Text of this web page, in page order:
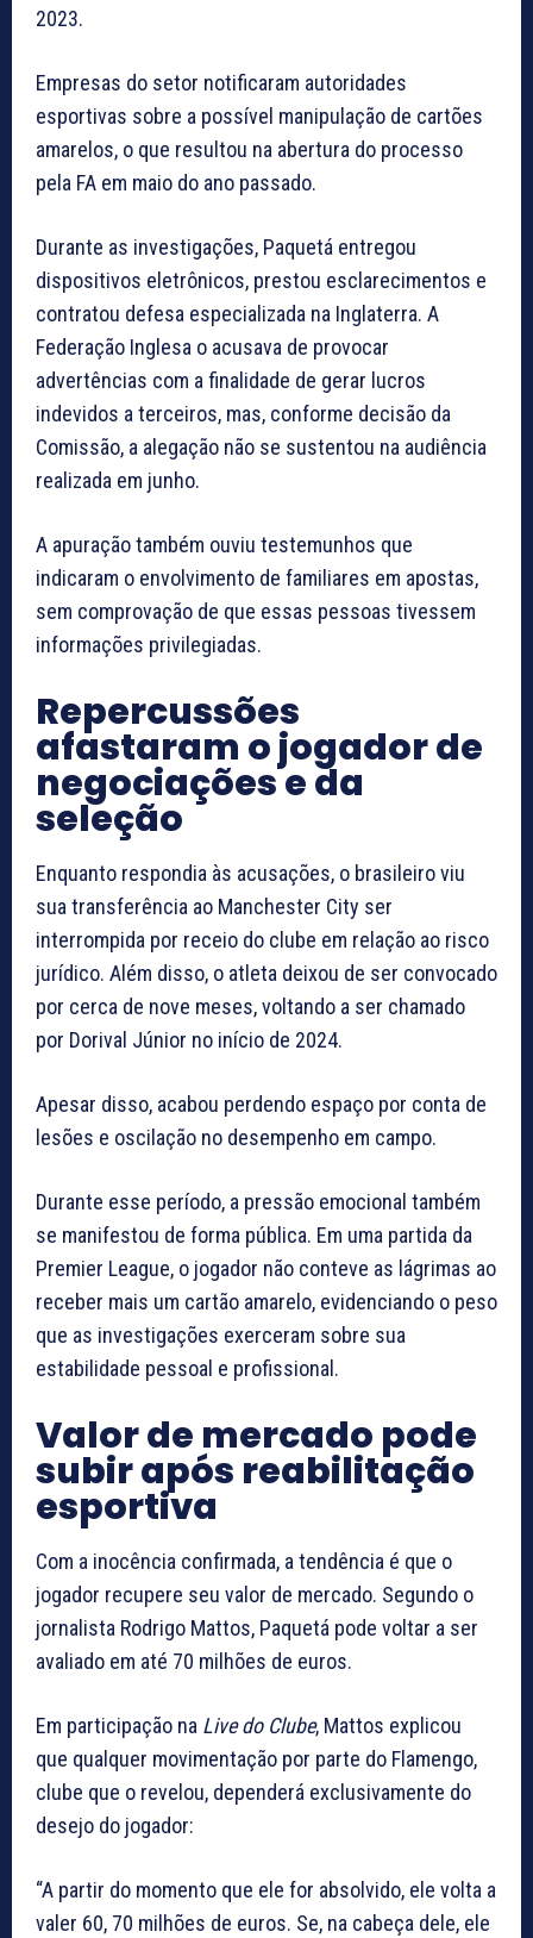
2023.
Empresas do setor notificaram autoridades
esportivas sobre a possível manipulação de cartões
amarelos, o que resultou na abertura do processo
pela FA em maio do ano passado.
Durante as investigações, Paquetá entregou
dispositivos eletrônicos, prestou esclarecimentos e
contratou defesa especializada na Inglaterra. A
Federação Inglesa o acusava de provocar
advertências com a finalidade de gerar lucros
indevidos a terceiros, mas, conforme decisão da
Comissão, a alegação não se sustentou na audiência
realizada em junho.
A apuração também ouviu testemunhos que
indicaram o envolvimento de familiares em apostas,
sem comprovação de que essas pessoas tivessem
informações privilegiadas.
Repercussões
afastaram o jogador de
negociações e da
seleção
Enquanto respondia às acusações, o brasileiro viu
sua transferência ao Manchester City ser
interrompida por receio do clube em relação ao risco
jurídico. Além disso, o atleta deixou de ser convocado
por cerca de nove meses, voltando a ser chamado
por Dorival Júnior no início de 2024.
Apesar disso, acabou perdendo espaço por conta de
lesões e oscilação no desempenho em campo.
Durante esse período, a pressão emocional também
se manifestou de forma pública. Em uma partida da
Premier League, o jogador não conteve as lágrimas ao
receber mais um cartão amarelo, evidenciando o peso
que as investigações exerceram sobre sua
estabilidade pessoal e profissional.
Valor de mercado pode
subir após reabilitação
esportiva
Com a inocência confirmada, a tendência é que o
jogador recupere seu valor de mercado. Segundo o
jornalista Rodrigo Mattos, Paquetá pode voltar a ser
avaliado em até 70 milhões de euros.
Em participação na Live do Clube, Mattos explicou
que qualquer movimentação por parte do Flamengo,
clube que o revelou, dependerá exclusivamente do
desejo do jogador:
“A partir do momento que ele for absolvido, ele volta a
valer 60, 70 milhões de euros. Se, na cabeça dele, ele